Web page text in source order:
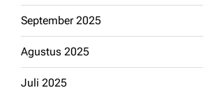
September 2025
Agustus 2025
Juli 2025